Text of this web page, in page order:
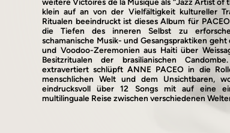
klein auf an von der Vielfältigkeit kultureller
Ritualen beeindruckt ist dieses Album für
die Tiefen des inneren Selbst zu
schamanische Musik- und Gesangspraktiken geht
und Voodoo-Zeremonien aus Haiti über
Besitzritualen der brasilianischen
extravertiert schlüpft ANNE PACEO in die
menschlichen Welt und dem Unsichtbaren,
eindrucksvoll über 12 Songs mit auf eine
multilinguale Reise zwischen verschiedenen